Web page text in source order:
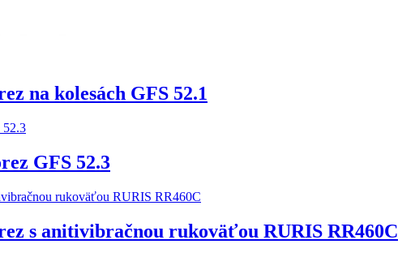
na kolesách GFS 52.1
GFS 52.3
s anitivibračnou rukoväťou RURIS RR460C